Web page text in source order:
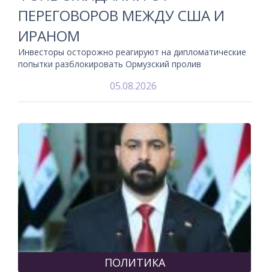
ПЕРЕГОВОРОВ МЕЖДУ США И
ИРАНОМ
Инвесторы осторожно реагируют на дипломатические
попытки разблокировать Ормузский пролив
05.08.2026
ПОЛИТИКА